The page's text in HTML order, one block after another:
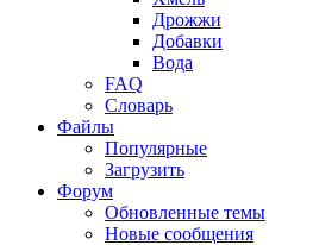
Дрожжи
Добавки
Вода
FAQ
Словарь
Файлы
Популярные
Загрузить
Форум
Обновленные темы
Новые сообщения